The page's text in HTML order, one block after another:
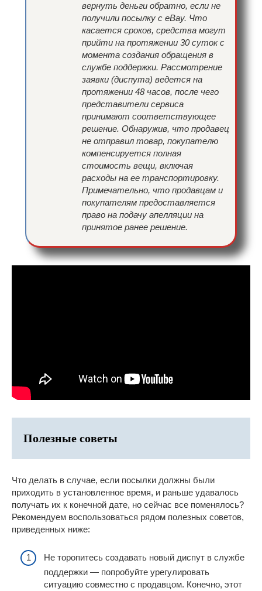
вернуть деньги обратно, если не
получили посылку с eBay. Что
касается сроков, средства могут
прийти на протяжении 30 суток с
момента создания обращения в
службе поддержки. Рассмотрение
заявки (диспута) ведется на
протяжении 48 часов, после чего
представители сервиса
принимают соответствующее
решение. Обнаружив, что продавец
не отправил товар, покупателю
компенсируется полная
стоимость вещи, включая
расходы на ее транспортировку.
Примечательно, что продавцам и
покупателям предоставляется
право на подачу апелляции на
принятое ранее решение.
Полезные советы
Что делать в случае, если посылки должны были
приходить в установленное время, и раньше удавалось
получать их к конечной дате, но сейчас все поменялось?
Рекомендуем воспользоваться рядом полезных советов,
приведенных ниже:
Не торопитесь создавать новый диспут в службе
поддержки — попробуйте урегулировать
ситуацию совместно с продавцом. Конечно, этот